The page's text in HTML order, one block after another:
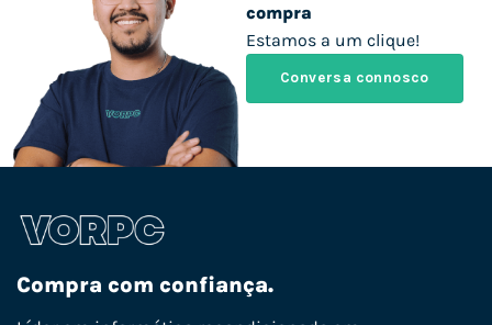
compra
Estamos a um clique!
Conversa connosco
Compra com confiança.